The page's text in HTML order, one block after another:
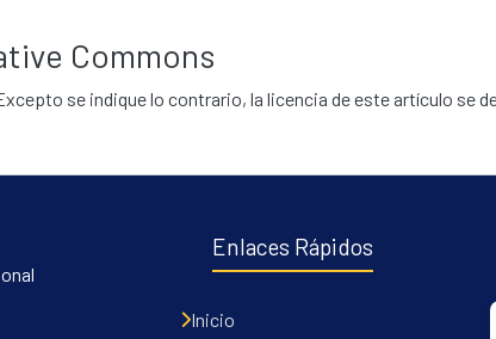
Commons
se indique lo contrario, la licencia de este artículo se
Enlaces Rápidos
Inicio